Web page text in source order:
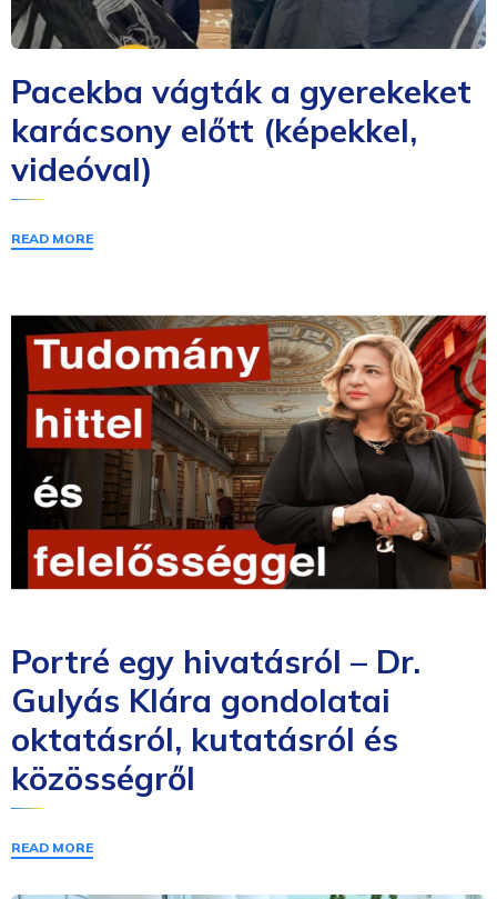
Pacekba vágták a gyerekeket
karácsony előtt (képekkel,
videóval)
READ MORE
Portré egy hivatásról – Dr.
Gulyás Klára gondolatai
oktatásról, kutatásról és
közösségről
READ MORE